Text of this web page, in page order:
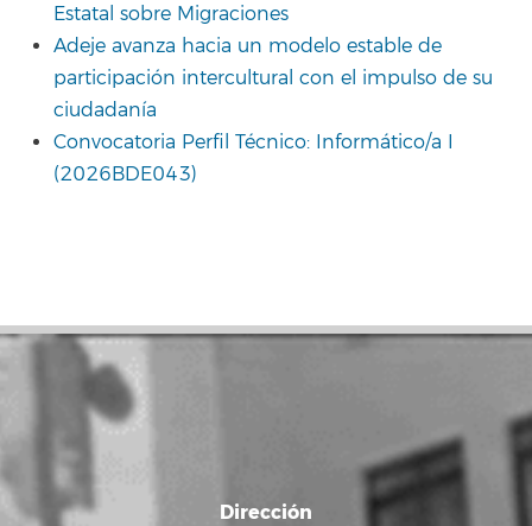
Estatal sobre Migraciones
Adeje avanza hacia un modelo estable de
participación intercultural con el impulso de su
ciudadanía
Convocatoria Perfil Técnico: Informático/a I
(2026BDE043)
Dirección